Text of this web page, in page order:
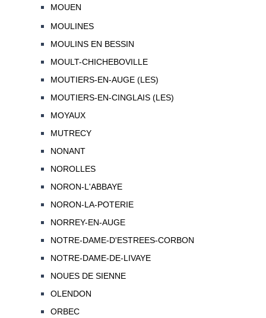
MOUEN
MOULINES
MOULINS EN BESSIN
MOULT-CHICHEBOVILLE
MOUTIERS-EN-AUGE (LES)
MOUTIERS-EN-CINGLAIS (LES)
MOYAUX
MUTRECY
NONANT
NOROLLES
NORON-L'ABBAYE
NORON-LA-POTERIE
NORREY-EN-AUGE
NOTRE-DAME-D'ESTREES-CORBON
NOTRE-DAME-DE-LIVAYE
NOUES DE SIENNE
OLENDON
ORBEC